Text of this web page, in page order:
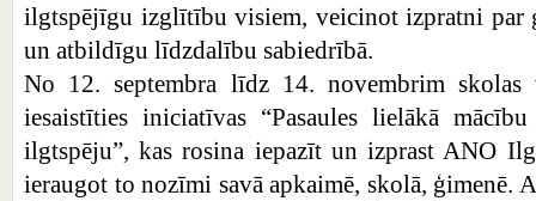
ilgtspējīgu izglītību visiem, veicinot izpratni par
un atbildīgu līdzdalību sabiedrībā.
No 12. septembra līdz 14. novembrim
iesaistīties iniciatīvas “Pasaules lielākā
ilgtspēju”, kas rosina iepazīt un izprast ANO
ieraugot to nozīmi savā apkaimē, skolā, ģimenē.